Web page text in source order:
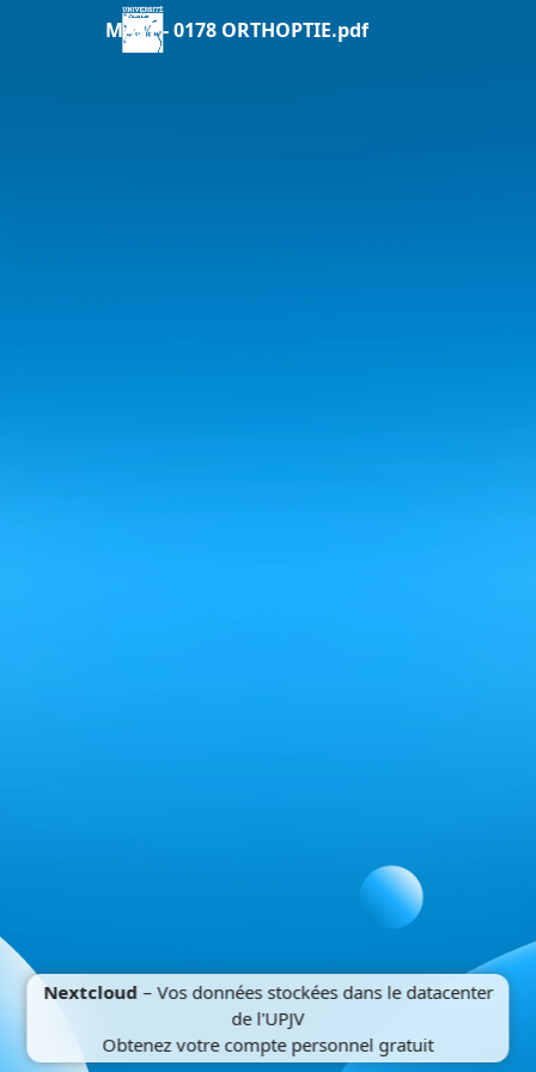
MAST - 0178 ORTHOPTIE.pdf
Nextcloud – Vos données stockées dans le datacenter
de l'UPJV
Obtenez votre compte personnel gratuit